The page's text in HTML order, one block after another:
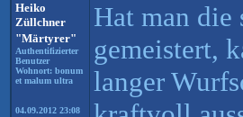
Heiko
Züllchner
"Märtyrer"
Authentifizierter
Benutzer
Wohnort: bonum
et malum ultra
04.09.2012 23:08
Hat man die
gemeistert,
langer